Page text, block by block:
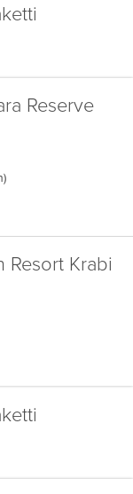
Reserve
Resort Krabi